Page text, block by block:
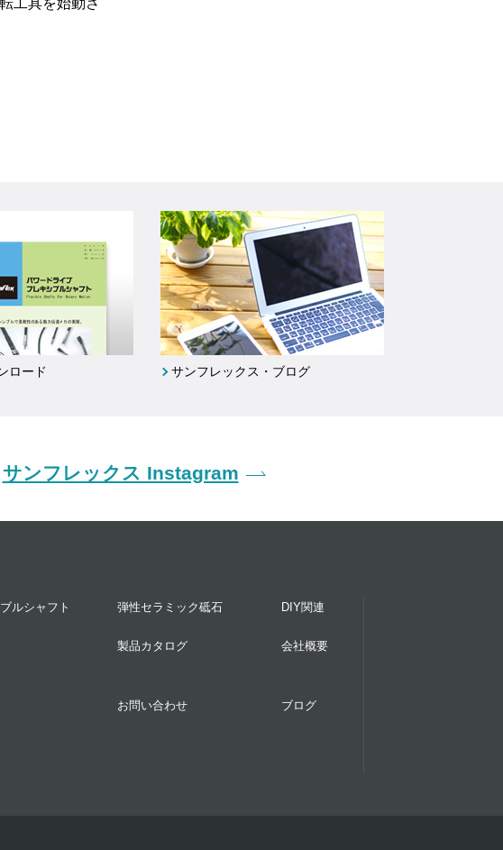
工具を始動さ
ロード サンフレックス・ブログ
サンフレックス Instagram
ルシャフト 弾性セラミック砥石 DIY関連
製品カタログ 会社概要
お問い合わせ ブログ